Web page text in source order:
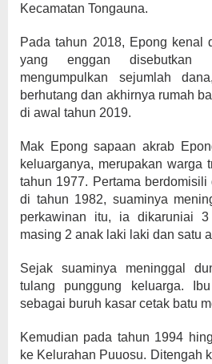
Kecamatan Tongauna.
Pada tahun 2018, Epong kenal
yang enggan disebutkan
mengumpulkan sejumlah
berhutang dan akhirnya rumah
di awal tahun 2019.
Mak Epong sapaan akrab
keluarganya, merupakan warga
tahun 1977. Pertama
di tahun 1982, suaminya
perkawinan itu, ia dikaruniai
masing 2 anak laki laki dan satu
Sejak suaminya meninggal
tulang punggung keluarga.
sebagai buruh kasar cetak batu
Kemudian pada tahun 1994
ke Kelurahan Puuosu. Ditengah